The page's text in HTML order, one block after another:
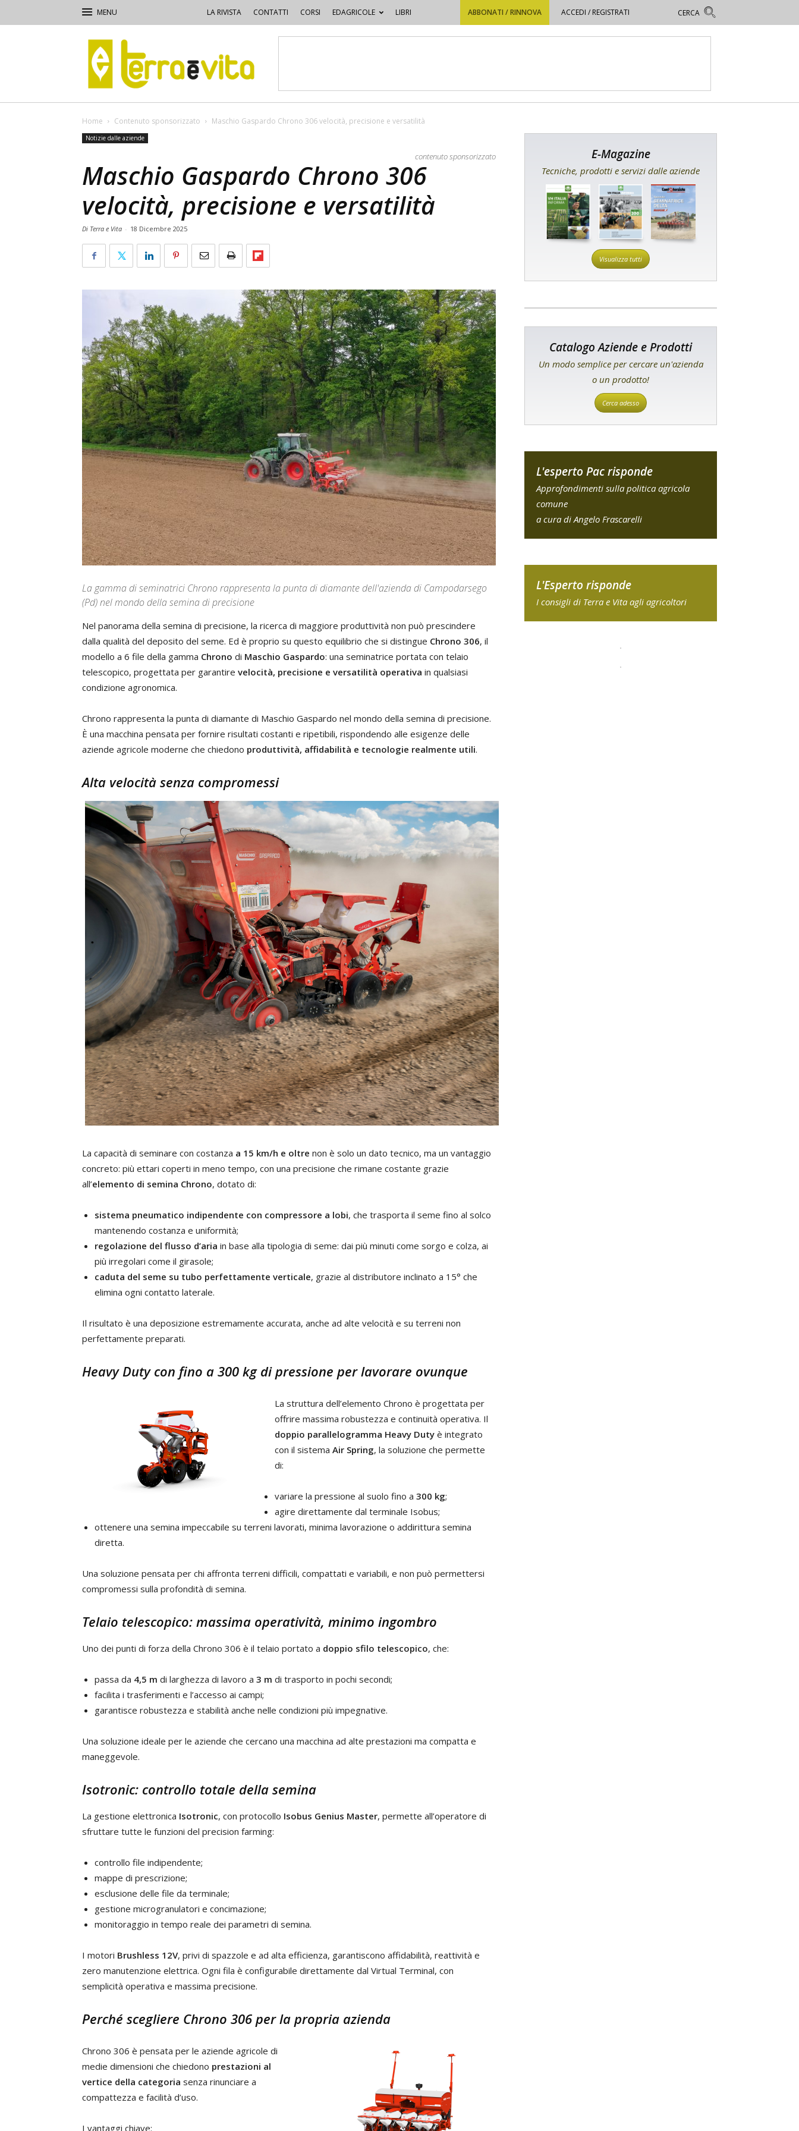
LA RIVISTA CONTATTI CORSI EDAGRICOLE LIBRI ABBONATI / RINNOVA ACCEDI / REGISTRATI
Terra
e
Vita
Home Contenuto sponsorizzato Maschio Gaspardo Chrono 306 velocità, precisione e versatilità
Notizie dalle aziende
contenuto sponsorizzato
Maschio Gaspardo Chrono 306
velocità, precisione e versatilità
Di Terra e Vita - 18 Dicembre 2025
La gamma di seminatrici Chrono rappresenta la punta di diamante dell'azienda di Campodarsego
(Pd) nel mondo della semina di precisione
Nel panorama della semina di precisione, la ricerca di maggiore produttività non può prescindere
dalla qualità del deposito del seme. Ed è proprio su questo equilibrio che si distingue Chrono 306, il
modello a 6 file della gamma Chrono di Maschio Gaspardo: una seminatrice portata con telaio
telescopico, progettata per garantire velocità, precisione e versatilità operativa in qualsiasi
condizione agronomica.
Chrono rappresenta la punta di diamante di Maschio Gaspardo nel mondo della semina di precisione.
È una macchina pensata per fornire risultati costanti e ripetibili, rispondendo alle esigenze delle
aziende agricole moderne che chiedono produttività, affidabilità e tecnologie realmente utili.
Alta velocità senza compromessi
La capacità di seminare con costanza a 15 km/h e oltre non è solo un dato tecnico, ma un vantaggio
concreto: più ettari coperti in meno tempo, con una precisione che rimane costante grazie
all’elemento di semina Chrono, dotato di:
sistema pneumatico indipendente con compressore a lobi, che trasporta il seme fino al solco
mantenendo costanza e uniformità;
regolazione del flusso d’aria in base alla tipologia di seme: dai più minuti come sorgo e colza, ai
più irregolari come il girasole;
caduta del seme su tubo perfettamente verticale, grazie al distributore inclinato a 15° che
elimina ogni contatto laterale.
Il risultato è una deposizione estremamente accurata, anche ad alte velocità e su terreni non
perfettamente preparati.
Heavy Duty con fino a 300 kg di pressione per lavorare ovunque
La struttura dell’elemento Chrono è progettata per
offrire massima robustezza e continuità operativa. Il
doppio parallelogramma Heavy Duty è integrato
con il sistema Air Spring, la soluzione che permette
di:
variare la pressione al suolo fino a 300 kg;
agire direttamente dal terminale Isobus;
ottenere una semina impeccabile su terreni lavorati, minima lavorazione o addirittura semina
diretta.
Una soluzione pensata per chi affronta terreni difficili, compattati e variabili, e non può permettersi
compromessi sulla profondità di semina.
Telaio telescopico: massima operatività, minimo ingombro
Uno dei punti di forza della Chrono 306 è il telaio portato a doppio sfilo telescopico, che:
passa da 4,5 m di larghezza di lavoro a 3 m di trasporto in pochi secondi;
facilita i trasferimenti e l’accesso ai campi;
garantisce robustezza e stabilità anche nelle condizioni più impegnative.
Una soluzione ideale per le aziende che cercano una macchina ad alte prestazioni ma compatta e
maneggevole.
Isotronic: controllo totale della semina
La gestione elettronica Isotronic, con protocollo Isobus Genius Master, permette all’operatore di
sfruttare tutte le funzioni del precision farming:
controllo file indipendente;
mappe di prescrizione;
esclusione delle file da terminale;
gestione microgranulatori e concimazione;
monitoraggio in tempo reale dei parametri di semina.
I motori Brushless 12V, privi di spazzole e ad alta efficienza, garantiscono affidabilità, reattività e
zero manutenzione elettrica. Ogni fila è configurabile direttamente dal Virtual Terminal, con
semplicità operativa e massima precisione.
Perché scegliere Chrono 306 per la propria azienda
Chrono 306 è pensata per le aziende agricole di
medie dimensioni che chiedono prestazioni al
vertice della categoria senza rinunciare a
compattezza e facilità d’uso.
I vantaggi chiave:
E-Magazine
Tecniche, prodotti e servizi dalle aziende
Visualizza tutti
Catalogo Aziende e Prodotti
Un modo semplice per cercare un'azienda
o un prodotto!
Cerca adesso
L'esperto Pac risponde
Approfondimenti sulla politica agricola
comune
a cura di Angelo Frascarelli
L'Esperto risponde
I consigli di Terra e Vita agli agricoltori